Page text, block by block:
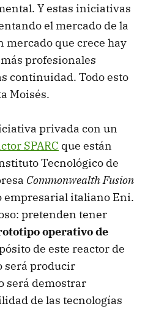
Y estas iniciativas
el mercado de la
mercado que crece hay
profesionales
continuidad. Todo esto
Moisés.
privada con un
SPARC que están
Tecnológico de
Commonwealth Fusion
empresarial italiano Eni.
pretenden tener
operativo de
de este reactor de
será producir
será demostrar
de las tecnologías